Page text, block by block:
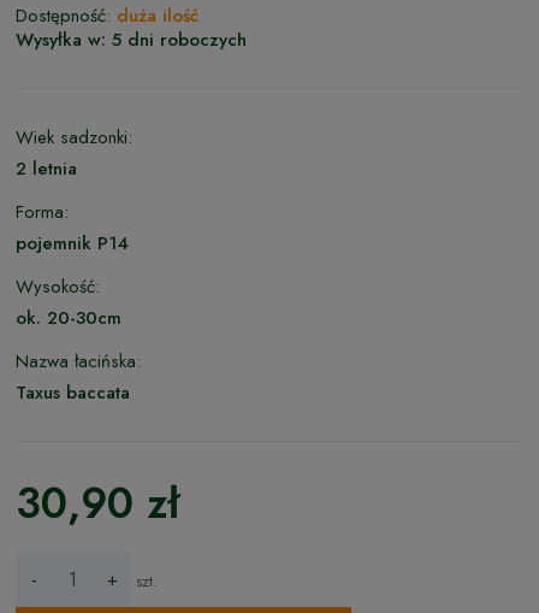
Dostępność: duża ilość
Wysyłka w: 5 dni roboczych
Wiek sadzonki:
2 letnia
Forma:
pojemnik P14
Wysokość:
ok. 20-30cm
Nazwa łacińska:
Taxus baccata
30,90 zł
- + szt.